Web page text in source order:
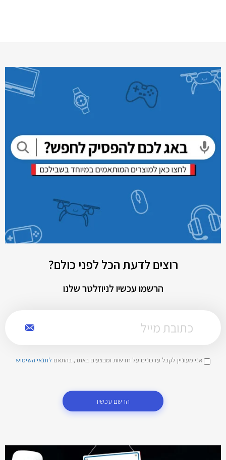
רוצים לדעת הכל לפני כולם?
הרשמו עכשיו לניוזלטר שלנו
אני מעוניין לקבל עדכונים על חדשות ומבצעים באתר, בהתאם לתנאי השימוש
הרשם עכשיו